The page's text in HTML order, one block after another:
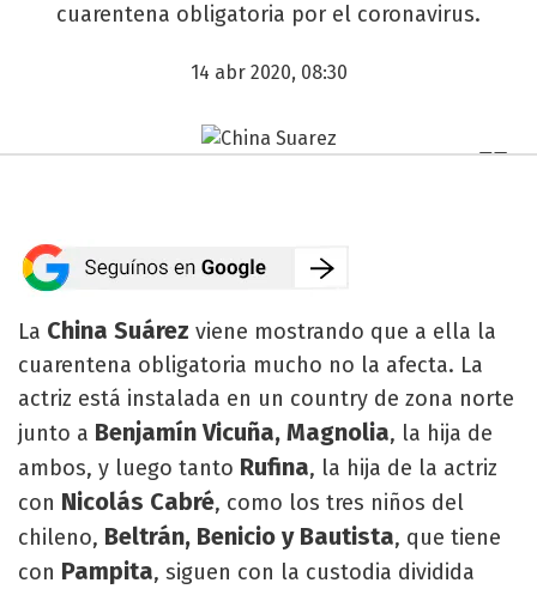
cuarentena obligatoria por el coronavirus.
14 abr 2020, 08:30
La China Suárez viene mostrando que a ella la
cuarentena obligatoria mucho no la afecta. La
actriz está instalada en un country de zona norte
junto a Benjamín Vicuña, Magnolia, la hija de
ambos, y luego tanto Rufina, la hija de la actriz
con Nicolás Cabré, como los tres niños del
chileno, Beltrán, Benicio y Bautista, que tiene
con Pampita, siguen con la custodia dividida